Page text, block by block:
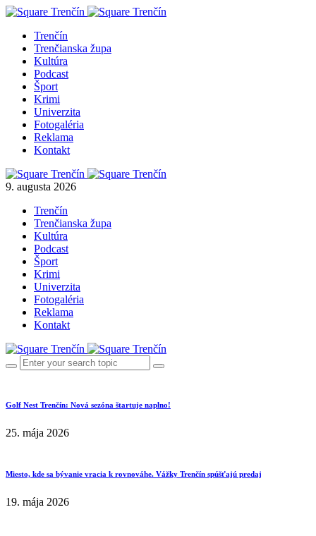
Trenčín
Trenčianska župa
Kultúra
Podcast
Šport
Krimi
Univerzita
Fotogaléria
Reklama
Kontakt
9. augusta 2026
Trenčín
Trenčianska župa
Kultúra
Podcast
Šport
Krimi
Univerzita
Fotogaléria
Reklama
Kontakt
Golf Nest Trenčín: Nová sezóna štartuje naplno!
25. mája 2026
Miesto, kde sa bývanie vracia k rovnováhe. Vážky Trenčín spúšťajú predaj
19. mája 2026